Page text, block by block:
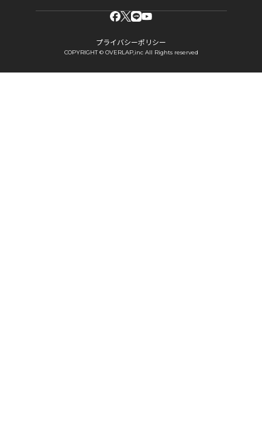
プライバシーポリシー
COPYRIGHT © OVERLAP,inc All Rights reserved